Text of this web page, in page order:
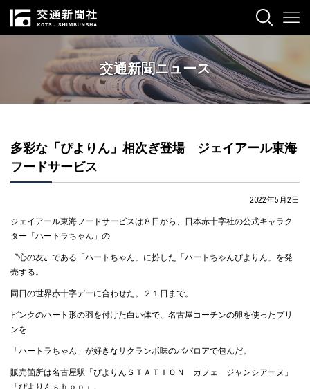
交通新聞ニュース
多彩な「ぴよりん」相次ぎ登場 ジェイアール東海
フードサービス
2022年5月2日
ジェイアール東海フードサービスは８日から、日本赤十字社の公式キャラク
ター「ハートラちゃん」の
〝心の友〟である「ハートちゃん」に扮した「ハートちゃんぴよりん」を発
売する。
同日の世界赤十字デーに合わせた。２１日まで。
ピンクのハート形の羽を付けた白い体で、名古屋コーチンの卵を使ったプリ
ンを
「ハートラちゃん」が好きなサクランボ味のババロアで包んだ。
販売箇所は名古屋駅「ぴよりんＳＴＡＴＩＯＮ カフェ ジャンシアーヌ」
「ぴよりんｓｈｏｐ」。